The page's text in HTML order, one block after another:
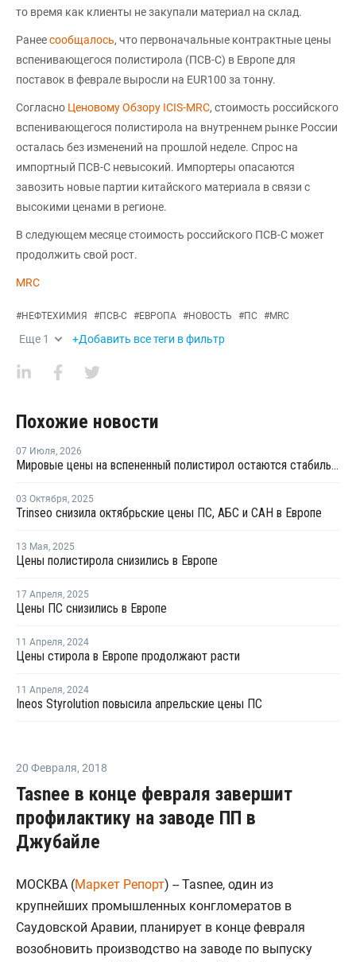
то время как клиенты не закупали материал на склад.
Ранеесообщалось, что первоначальные контрактные цены
вспенивающегося полистирола (ПСВ-С) в Европе для
поставок в феврале выросли на EUR100 за тонну.
Согласно Ценовому Обзору ICIS-MRC, стоимость российского
вспенивающегося полистирола на внутреннем рынке России
осталась без изменений на прошлой неделе. Спрос на
импортный ПСВ-С невысокий. Импортеры опасаются
завозить новые партии китайского материала в связи с
высокими ценами в регионе.
В следующем месяце стоимость российского ПСВ-С может
продолжить свой рост.
MRC
#НЕФТЕХИМИЯ #ПСВ-С #ЕВРОПА #НОВОСТЬ #ПС #MRC
Еще 1 +Добавить все теги в фильтр
Похожие новости
07 Июля, 2026
Мировые цены на вспененный полистирол остаются стабильными
03 Октября, 2025
Trinseo снизила октябрьские цены ПС, АБС и САН в Европе
13 Мая, 2025
Цены полистирола снизились в Европе
17 Апреля, 2025
Цены ПС снизились в Европе
11 Апреля, 2024
Цены стирола в Европе продолжают расти
11 Апреля, 2024
Ineos Styrolution повысила апрельские цены ПС
20 Февраля, 2018
Tasnee в конце февраля завершит
профилактику на заводе ПП в
Джубайле
МОСКВА (Маркет Репорт) -- Tasnee, один из
крупнейших промышленных конгломератов в
Саудовской Аравии, планирует в конце февраля
возобновить производство на заводе по выпуску